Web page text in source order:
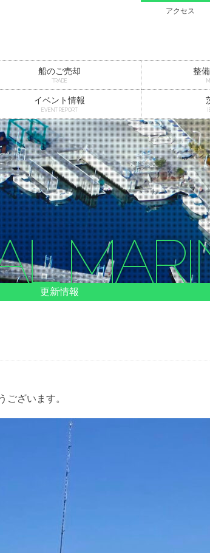
アクセス
船のご売却
TRADE
整
イベント情報
EVENT REPORT
更新情報
ございます。